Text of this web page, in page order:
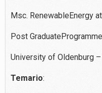
Msc. RenewableEnergy
Post
University of Oldenburg –
Temario: